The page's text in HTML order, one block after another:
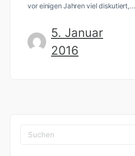
vor einigen Jahren viel diskutiert,…
5. Januar
2016
Suchen
nach: